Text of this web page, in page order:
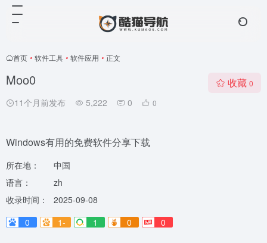
首页 • 软件工具 • 软件应用 • 正文
Moo0
11个月前发布 5,222 0 0
收藏 0
Windows有用的免费软件分享下载
所在地：
中国
语言：
zh
收录时间：
2025-09-08
0
1- 1 0 0